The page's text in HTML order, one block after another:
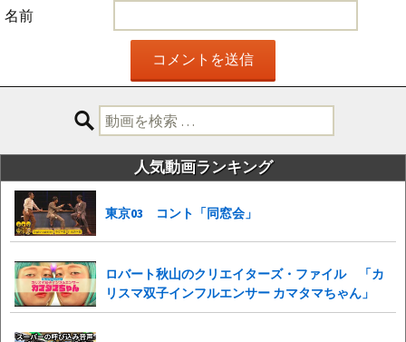
名前
検
索:
人気動画ランキング
東京03 コント「同窓会」
ロバート秋山のクリエイターズ・ファイル 「カ
リスマ双子インフルエンサー カマタマちゃん」